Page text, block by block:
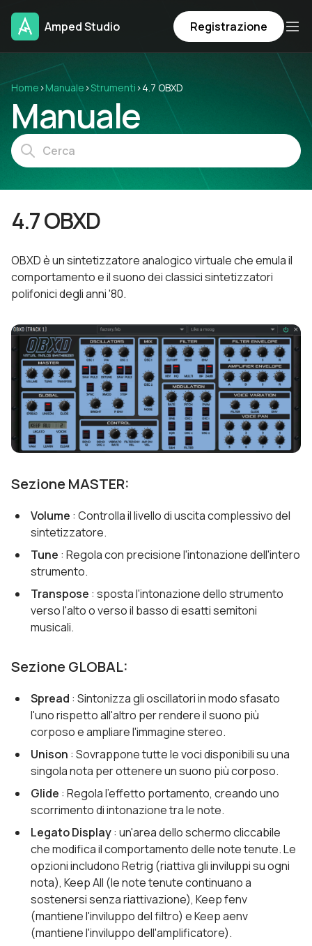
Amped Studio Registrazione
Home ›Manuale ›Strumenti ›4.7 OBXD
Manuale
4.7 OBXD
OBXD è un sintetizzatore analogico virtuale che emula il
comportamento e il suono dei classici sintetizzatori
polifonici degli anni '80.
Sezione MASTER:
Volume : Controlla il livello di uscita complessivo del
sintetizzatore.
Tune : Regola con precisione l'intonazione dell'intero
strumento.
Transpose : sposta l'intonazione dello strumento
verso l'alto o verso il basso di esatti semitoni
musicali.
Sezione GLOBAL:
Spread : Sintonizza gli oscillatori in modo sfasato
l'uno rispetto all'altro per rendere il suono più
corposo e ampliare l'immagine stereo.
Unison : Sovrappone tutte le voci disponibili su una
singola nota per ottenere un suono più corposo.
Glide : Regola l'effetto portamento, creando uno
scorrimento di intonazione tra le note.
Legato Display: un'area dello schermo cliccabile
che modifica il comportamento delle note tenute. Le
opzioni includono Retrig (riattiva gli inviluppi su ogni
nota), Keep All (le note tenute continuano a
sostenersi senza riattivazione), Keep fenv
(mantiene l'inviluppo del filtro) e Keep aenv
(mantiene l'inviluppo dell'amplificatore).